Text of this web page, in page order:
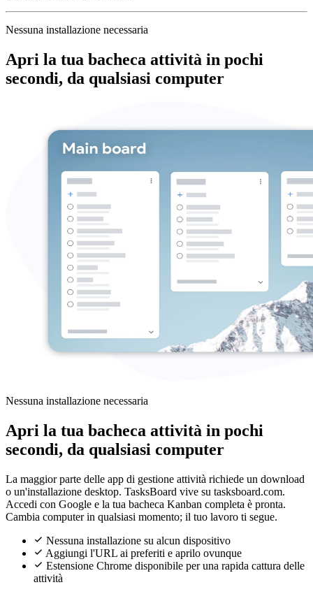
Nessuna installazione necessaria
Apri la tua bacheca attività in pochi
secondi, da qualsiasi computer
Nessuna installazione necessaria
Apri la tua bacheca attività in pochi
secondi, da qualsiasi computer
La maggior parte delle app di gestione attività richiede un download
o un'installazione desktop. TasksBoard vive su tasksboard.com.
Accedi con Google e la tua bacheca Kanban completa è pronta.
Cambia computer in qualsiasi momento; il tuo lavoro ti segue.
Nessuna installazione su alcun dispositivo
Aggiungi l'URL ai preferiti e aprilo ovunque
Estensione Chrome disponibile per una rapida cattura delle
attività